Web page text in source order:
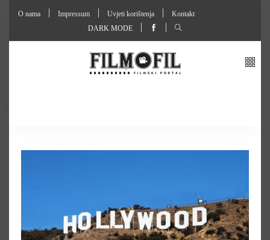
O nama Impressum Uvjeti korištenja
Kontakt
DARK MODE